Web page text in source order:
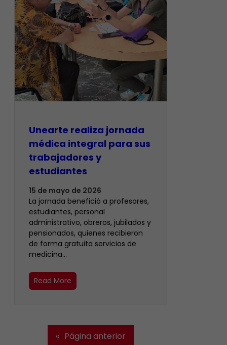
​Unearte realiza jornada
médica integral para sus
trabajadores y
estudiantes
15 de mayo de 2026
La jornada benefició a profesores,
estudiantes, personal
administrativo, obreros, jubilados y
pensionados, quienes recibieron
de forma gratuita servicios de
medicina…
Read More
« Página anterior